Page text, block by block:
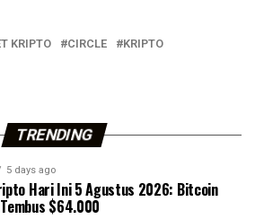
KRIPTO CIRCLE
KRIPTO
TRENDING
5 days ago
Hari Ini 5 Agustus 2026: Bitcoin
$64.000